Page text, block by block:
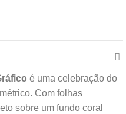
é uma celebração do
Com folhas
sobre um fundo coral